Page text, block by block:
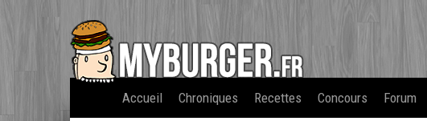
Accueil Chroniques Recettes Concours Forum